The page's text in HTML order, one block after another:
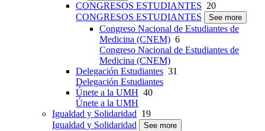
CONGRESOS ESTUDIANTES 20
CONGRESOS ESTUDIANTES
See more
Congreso Nacional de Estudiantes de
Medicina (CNEM) 6
Congreso Nacional de Estudiantes de
Medicina (CNEM)
Delegación Estudiantes 31
Delegación Estudiantes
Únete a la UMH 40
Únete a la UMH
Igualdad y Solidaridad 19
Igualdad y Solidaridad
See more